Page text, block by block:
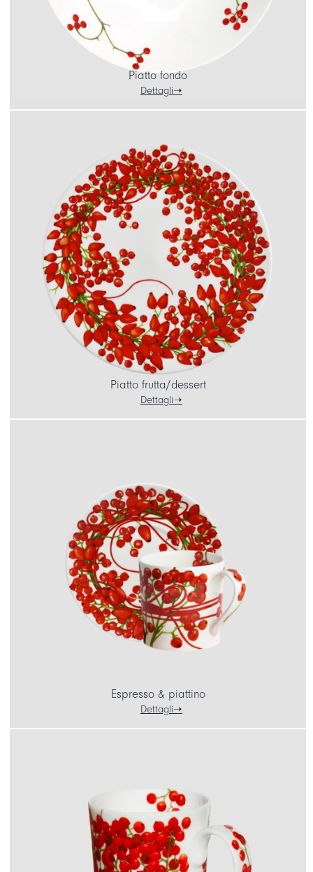
Piatto fondo
Dettagli
Piatto frutta/dessert
Dettagli
Espresso & piattino
Dettagli